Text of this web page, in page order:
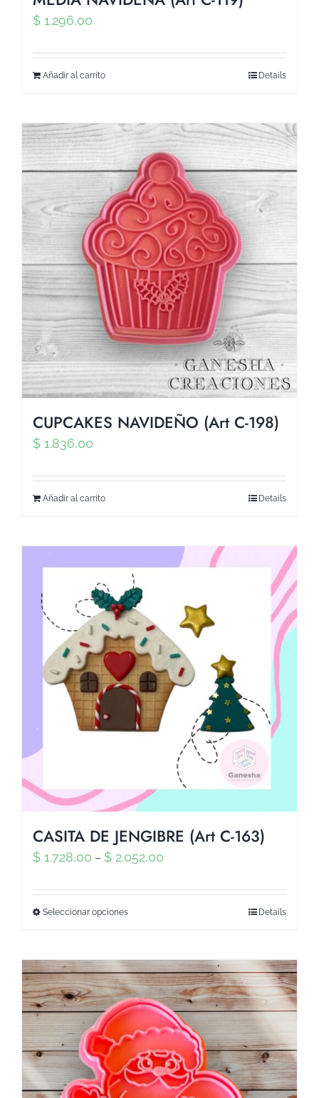
$ 1.296,00
Añadir al carrito Details
CUPCAKES NAVIDEÑO (Art C-198)
$ 1.836,00
Añadir al carrito Details
CASITA DE JENGIBRE (Art C-163)
$ 1.728,00 – $ 2.052,00
Seleccionar opciones Details